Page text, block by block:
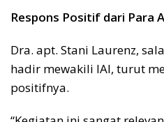
Respons Positif dari Para
Dra. apt. Stani Laurenz,
hadir mewakili IAI, turut
positifnya.